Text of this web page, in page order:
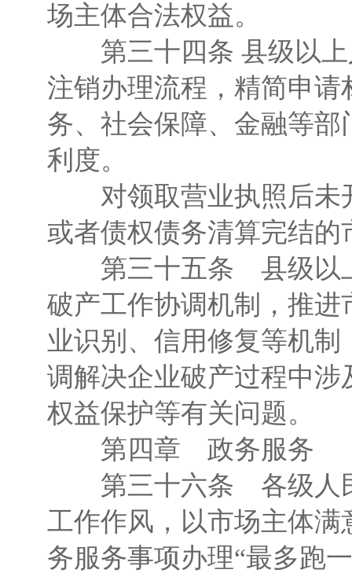
场主体合法权益。
第三十四条 县级以上
注销办理流程，精简申
务、社会保障、金融等
利度。
对领取营业执照后未
或者债权债务清算完结
第三十五条 县级以上
破产工作协调机制，推
业识别、信用修复等机
调解决企业破产过程中
权益保护等有关问题。
第四章 政务服务
第三十六条 各级人民
工作作风，以市场主体
务服务事项办理“最多跑